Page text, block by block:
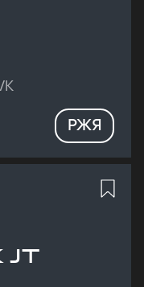
РЖЯ
JT